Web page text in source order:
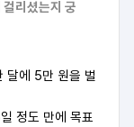
리셨는지 궁
달에 5만 원을 벌
정도 만에 목표